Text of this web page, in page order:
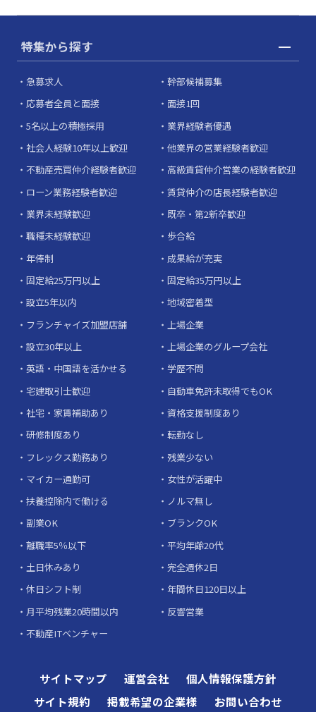
特集から探す
急募求人
幹部候補募集
応募者全員と面接
面接1回
5名以上の積極採用
業界経験者優遇
社会人経験10年以上歓迎
他業界の営業経験者歓迎
不動産売買仲介経験者歓迎
高級賃貸仲介営業の経験者歓迎
ローン業務経験者歓迎
賃貸仲介の店長経験者歓迎
業界未経験歓迎
既卒・第2新卒歓迎
職種未経験歓迎
歩合給
年俸制
成果給が充実
固定給25万円以上
固定給35万円以上
設立5年以内
地域密着型
フランチャイズ加盟店舗
上場企業
設立30年以上
上場企業のグループ会社
英語・中国語を活かせる
学歴不問
宅建取引士歓迎
自動車免許未取得でもOK
社宅・家賃補助あり
資格支援制度あり
研修制度あり
転勤なし
フレックス勤務あり
残業少ない
マイカー通勤可
女性が活躍中
扶養控除内で働ける
ノルマ無し
副業OK
ブランクOK
離職率5％以下
平均年齢20代
土日休みあり
完全週休2日
休日シフト制
年間休日120日以上
月平均残業20時間以内
反響営業
不動産ITベンチャー
サイトマップ 運営会社
個人情報保護方針
サイト規約
掲載希望の企業様 お問い合わせ